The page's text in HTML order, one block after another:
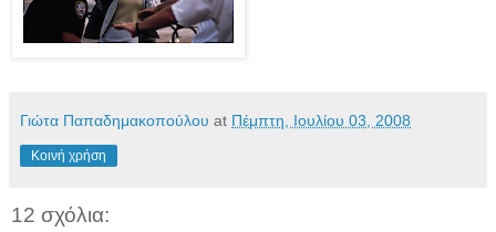
Γιώτα Παπαδημακοπούλου at Πέμπτη, Ιουλίου 03, 2008
Κοινή χρήση
12 σχόλια: